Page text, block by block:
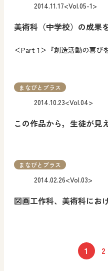
美術科（中学校）の成果
＜Part 1＞『創造活動の喜び
2014.11.17<Vol.05-1>
この作品から，生徒が見
2014.10.23<Vol.04>
まなびとプラス
図画工作科、美術科にお
2014.02.26<Vol.03>
まなびとプラス
1 2